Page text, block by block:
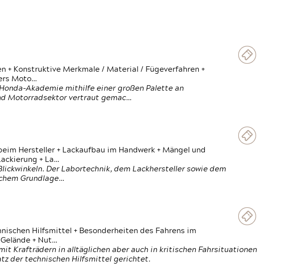
+ Konstruktive Merkmale / Material / Fügeverfahren +
Moto…
Akademie mithilfe einer großen Palette an
Motorradsektor vertraut gemac…
Hersteller + Lackaufbau im Handwerk + Mängel und
+ La…
Der Labortechnik, dem Lackhersteller sowie dem
Grundlage…
Hilfsmittel + Besonderheiten des Fahrens im
+ Nut…
Krafträdern in alltäglichen aber auch in kritischen Fahrsituationen
der technischen Hilfsmittel gerichtet.